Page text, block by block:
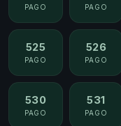
PAGO PAGO
525
PAGO
526
PAGO
530
PAGO
531
PAGO